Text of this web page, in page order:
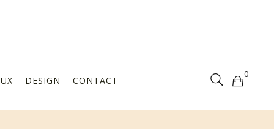
DESIGN CONTACT
0
Votre sélection est vide